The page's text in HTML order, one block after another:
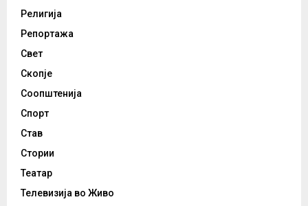
Религија
Репортажа
Свет
Скопје
Соопштенија
Спорт
Став
Стории
Театар
Телевизија во Живо